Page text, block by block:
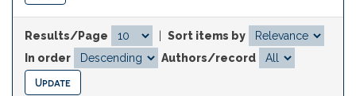
Results/Page
Sort items by
In order
Authors/record